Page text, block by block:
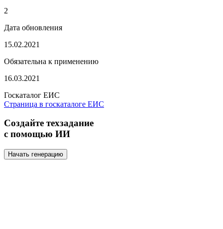
2
Дата обновления
15.02.2021
Обязательна к применению
16.03.2021
Госкаталог ЕИС
Страница в госкаталоге ЕИС
Создайте техзадание
с помощью ИИ
Начать генерацию